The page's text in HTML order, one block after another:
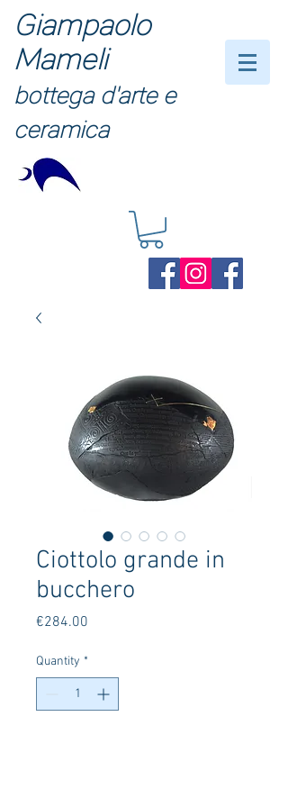
Giampaolo
Mameli
bottega d'arte e
ceramica
Ciottolo grande in
bucchero
€284.00
Quantity *